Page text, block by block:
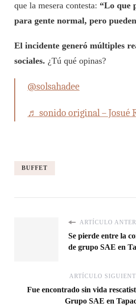
que la mesera contesta: “Lo que
para gente normal, pero
El incidente generó múltiples
sociales. ¿Tú qué opinas?
@solsahadee
♬ sonido original – Josué
BUFFET
ARTÍCULO
Se pierde entre la
de grupo SAE en
ARTÍCULO
Fue encontrado sin vida
Grupo SAE en